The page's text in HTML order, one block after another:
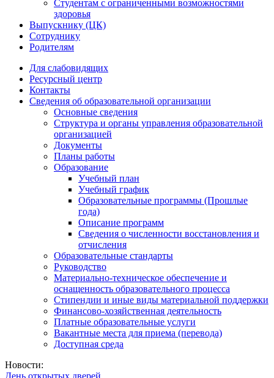
Студентам с ограниченными возможностями
здоровья
Выпускнику (ЦК)
Сотруднику
Родителям
Для слабовидящих
Ресурсный центр
Контакты
Сведения об образовательной организации
Основные сведения
Структура и органы управления образовательной
организацией
Документы
Планы работы
Образование
Учебный план
Учебный график
Образовательные программы (Прошлые
года)
Описание программ
Сведения о численности восстановления и
отчисления
Образовательные стандарты
Руководство
Материально-техническое обеспечение и
оснащенность образовательного процесса
Стипендии и иные виды материальной поддержки
Финансово-хозяйственная деятельность
Платные образовательные услуги
Вакантные места для приема (перевода)
Доступная среда
Новости:
День открытых дверей